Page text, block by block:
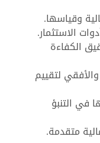
وقياسها.
الاستثمار.
الكفاءة
لتقييم
في التنبؤ
متقدمة.